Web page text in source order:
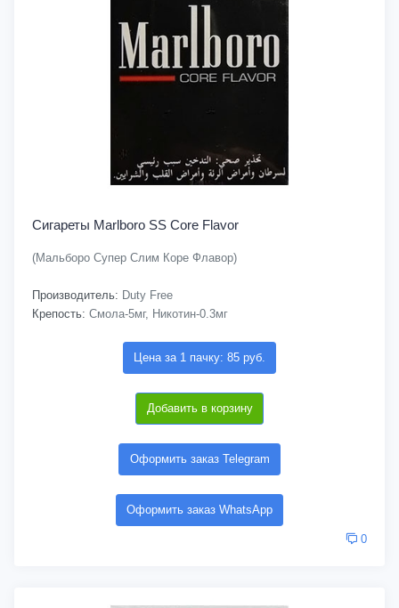
Сигареты Marlboro SS Core Flavor
(Мальборо Супер Слим Коре Флавор)
Производитель: Duty Free
Крепость: Смола-5мг, Никотин-0.3мг
Цена за 1 пачку: 85 руб.
Добавить в корзину
Оформить заказ Telegram
Оформить заказ WhatsApp
0